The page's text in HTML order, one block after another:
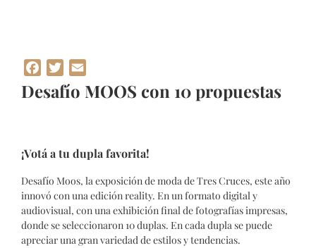
Facebook
Twitter
Desafío MOOS con 10 propuestas
¡Votá a tu dupla favorita!
Desafío Moos, la exposición de moda de Tres Cruces, este año
innovó con una edición reality. En un formato digital y
audiovisual, con una exhibición final de fotografías impresas,
donde se seleccionaron 10 duplas. En cada dupla se puede
apreciar una gran variedad de estilos y tendencias.